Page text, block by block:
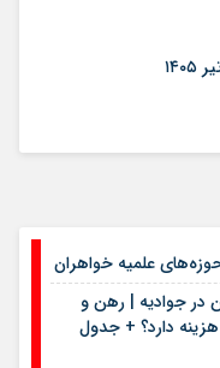
علمیه خواهران
جوادیه | رهن و
چقدر هزینه دارد؟ + جدول